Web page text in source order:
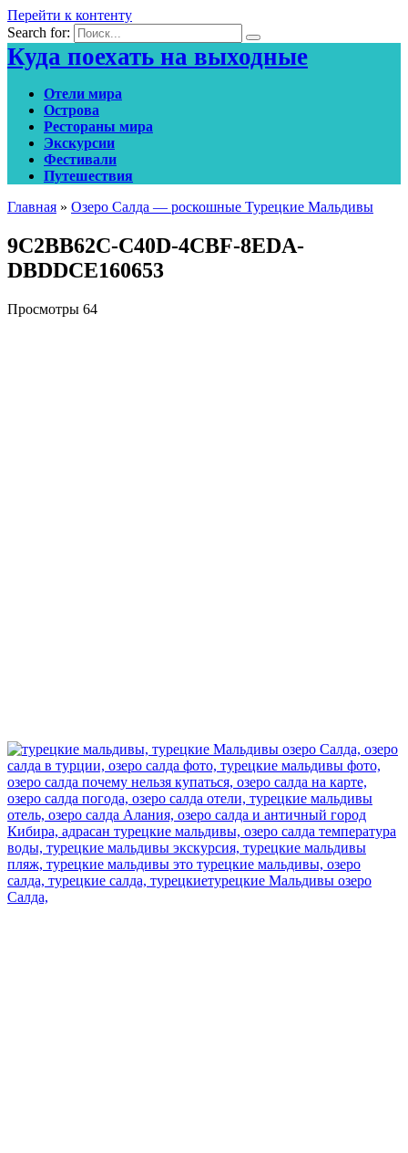
Перейти к контенту
Search for:
Куда поехать на выходные
Отели мира
Острова
Рестораны мира
Экскурсии
Фестивали
Путешествия
Главная » Озеро Салда — роскошные Турецкие Мальдивы
9C2BB62C-C40D-4CBF-8EDA-
DBDDCE160653
Просмотры 64